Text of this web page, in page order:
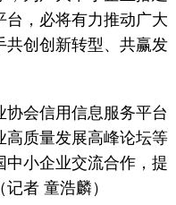
台，必将有力推动广大
共创创新转型、共赢发
会信用信息服务平台
高质量发展高峰论坛等
中小企业交流合作，提
者 童浩麟）